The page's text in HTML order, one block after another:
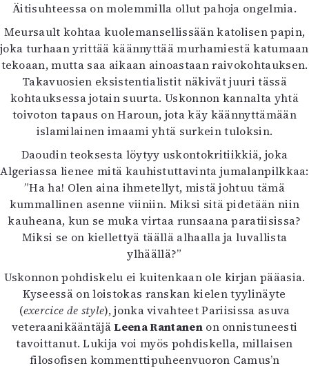
Äitisuhteessa on molemmilla ollut pahoja ongelmia.
Meursault kohtaa kuolemansellissään katolisen papin,
joka turhaan yrittää käännyttää murhamiestä katumaan
tekoaan, mutta saa aikaan ainoastaan raivokohtauksen.
Takavuosien eksistentialistit näkivät juuri tässä
kohtauksessa jotain suurta. Uskonnon kannalta yhtä
toivoton tapaus on Haroun, jota käy käännyttämään
islamilainen imaami yhtä surkein tuloksin.
Daoudin teoksesta löytyy uskontokritiikkiä, joka
Algeriassa lienee mitä kauhistuttavinta jumalanpilkkaa:
”Ha ha! Olen aina ihmetellyt, mistä johtuu tämä
kummallinen asenne viiniin. Miksi sitä pidetään niin
kauheana, kun se muka virtaa runsaana paratiisissa?
Miksi se on kiellettyä täällä alhaalla ja luvallista
ylhäällä?”
Uskonnon pohdiskelu ei kuitenkaan ole kirjan pääasia.
Kyseessä on loistokas ranskan kielen tyylinäyte
(exercice de style), jonka vivahteet Pariisissa asuva
veteraanikääntäjäLeena Rantanenon onnistuneesti
tavoittanut. Lukija voi myös pohdiskella, millaisen
filosofisen kommenttipuheenvuoron Camus’n